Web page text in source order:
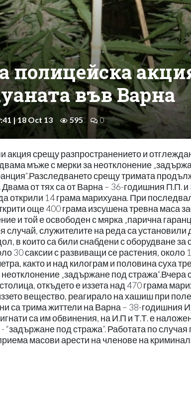
полицейска
във Варна
| 18 Oct 13 595 0
акция срещу разпространението и
мъже с мерки за неотклонение
срещу тримата
Двама от тях са от Варна – 36-годишния П.П.
открили 14 грама марихуана. При
още 400 грама изсушена тревна маса
и той е освободен с мярка „парична
случай, служителите на реда са
в които са били снабдени с оборудване за
30 саксии с развиващи се растения, около
както и над килограм и половина суха
„задържане под стража“.Вчера
откъдето е иззета над 470 грама
вещество, реагирало на хашиш при
са трима життели на Варна – 38-годишния
са им обвинения, на И.П и Т.Т. е
- “задържане под стража”. Работата по
масови арести на членове на